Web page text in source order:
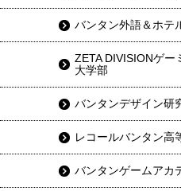
バンタン外語＆ホテ
ZETA DIVISIONゲー
大学部
バンタンデザイン研
レコールバンタン高
バンタンゲームアカ